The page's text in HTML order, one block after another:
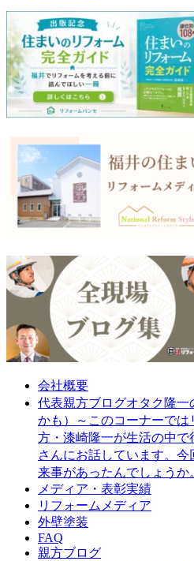
会社概要
代表親方ブログオタク隆一
かも）～このコーナーで
方・漆崎隆一が生活の中
さんにお話しています。
来事があったんでしょうか。
メディア・表彰実績
リフォームメディア
外壁塗装
FAQ
親方ブログ